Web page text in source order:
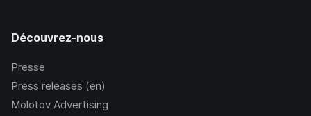
Découvrez-nous
Presse
Press releases (en)
Molotov Advertising